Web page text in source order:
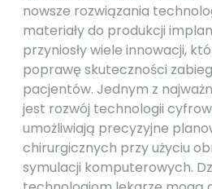
nowsze rozwiązania
materiały do produkcji
przyniosły wiele innowacji,
poprawę skuteczności
pacjentów. Jednym z
jest rozwój technologii
umożliwiają precyzyjne
chirurgicznych przy użyciu
symulacji komputerowych.